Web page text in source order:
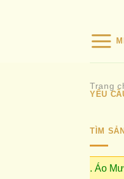
Trang
YÊU
TÌM
. Áo